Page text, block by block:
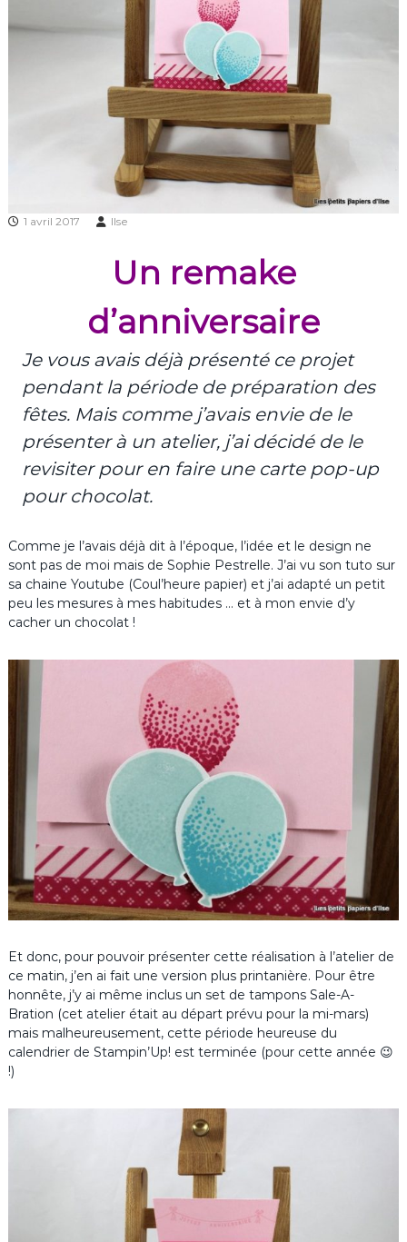
1 avril 2017 Ilse
Un remake
d’anniversaire
Je vous avais déjà présenté ce projet
pendant la période de préparation des
fêtes. Mais comme j’avais envie de le
présenter à un atelier, j’ai décidé de le
revisiter pour en faire une carte pop-up
pour chocolat.
Comme je l’avais déjà dit à l’époque, l’idée et le design ne
sont pas de moi mais de Sophie Pestrelle. J’ai vu son tuto sur
sa chaine Youtube (Coul’heure papier) et j’ai adapté un petit
peu les mesures à mes habitudes … et à mon envie d’y
cacher un chocolat !
Et donc, pour pouvoir présenter cette réalisation à l’atelier de
ce matin, j’en ai fait une version plus printanière. Pour être
honnête, j’y ai même inclus un set de tampons Sale-A-
Bration (cet atelier était au départ prévu pour la mi-mars)
mais malheureusement, cette période heureuse du
calendrier de Stampin’Up! est terminée (pour cette année 😉
!)